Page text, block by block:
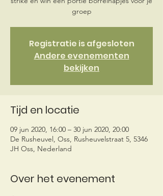
groep
Registratie is afgesloten
Andere evenementen
bekijken
Tijd en locatie
09 jun 2020, 16:00 – 30 jun 2020, 20:00
De Rusheuvel, Oss, Rusheuvelstraat 5, 5346
JH Oss, Nederland
Over het evenement